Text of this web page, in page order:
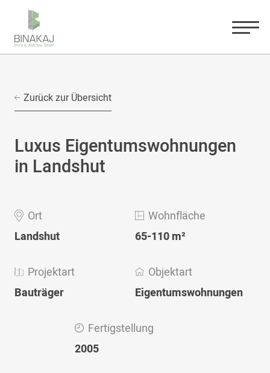
Zurück zur Übersicht
Luxus Eigentumswohnungen
in Landshut
Ort
Landshut
Wohnfläche
65-110 m²
Projektart
Bauträger
Objektart
Eigentumswohnungen
Fertigstellung
2005